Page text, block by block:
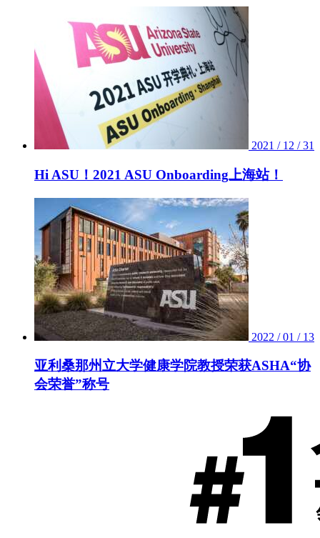
2021 / 12 / 31
Hi ASU！2021 ASU Onboarding上海站！
2022 / 01 / 13
亚利桑那州立大学健康学院教授荣获ASHA“协
会荣誉”称号